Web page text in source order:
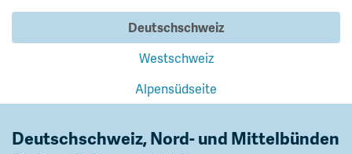
Deutschschweiz
Westschweiz
Alpensüdseite
Deutschschweiz, Nord- und Mittelbünden